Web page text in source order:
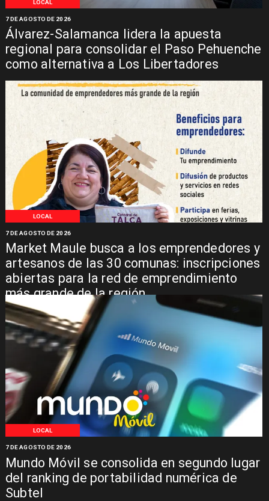
LOCAL
Álvarez-Salamanca lidera la apuesta
regional para consolidar el Paso Pehuenche
como alternativa a Los Libertadores
7 DE AGOSTO DE 2026
LOCAL
Market Maule busca a los emprendedores y
artesanos de las 30 comunas: inscripciones
abiertas para la red de emprendimiento
más grande de la región
7 DE AGOSTO DE 2026
LOCAL
Mundo Móvil se consolida en segundo lugar
del ranking de portabilidad numérica de
Subtel
7 DE AGOSTO DE 2026